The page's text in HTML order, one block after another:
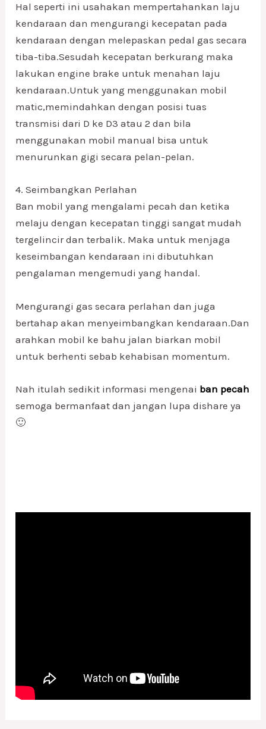
Hal seperti ini usahakan mempertahankan laju
kendaraan dan mengurangi kecepatan pada
kendaraan dengan melepaskan pedal gas secara
tiba-tiba.Sesudah kecepatan berkurang maka
lakukan engine brake untuk menahan laju
kendaraan.Untuk yang menggunakan mobil
matic,memindahkan dengan posisi tuas
transmisi dari D ke D3 atau 2 dan bila
menggunakan mobil manual bisa untuk
menurunkan gigi secara pelan-pelan.
4. Seimbangkan Perlahan
Ban mobil yang mengalami pecah dan ketika
melaju dengan kecepatan tinggi sangat mudah
tergelincir dan terbalik. Maka untuk menjaga
keseimbangan kendaraan ini dibutuhkan
pengalaman mengemudi yang handal.
Mengurangi gas secara perlahan dan juga
bertahap akan menyeimbangkan kendaraan.Dan
arahkan mobil ke bahu jalan biarkan mobil
untuk berhenti sebab kehabisan momentum.
Nah itulah sedikit informasi mengenai ban pecah
semoga bermanfaat dan jangan lupa dishare ya
🙂